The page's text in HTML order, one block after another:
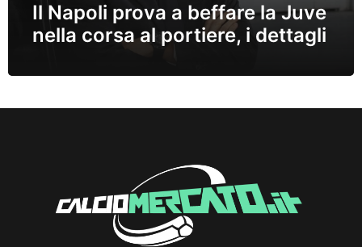
Il Napoli prova a beffare la Juve
nella corsa al portiere, i dettagli